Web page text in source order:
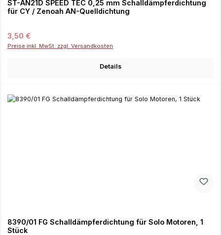
ST-AN21D SPEED TEC 0,25 mm Schalldämpferdichtung
für CY / Zenoah AN-Quelldichtung
Regulärer Preis:
3,50 €
Preise inkl. MwSt. zzgl. Versandkosten
Details
8390/01 FG Schalldämpferdichtung für Solo Motoren, 1
Stück